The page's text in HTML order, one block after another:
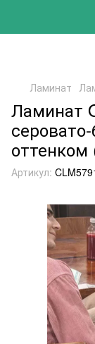
Ламинат
Ламинат
оттенком
Артикул: